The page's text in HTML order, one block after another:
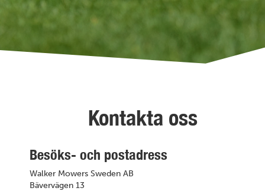
Kontakta oss
Besöks- och postadress
Walker Mowers Sweden AB
Bävervägen 13